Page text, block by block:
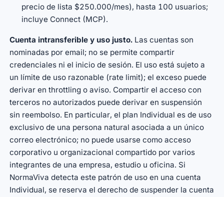
precio de lista $250.000/mes), hasta 100 usuarios;
incluye Connect (MCP).
Cuenta intransferible y uso justo. Las cuentas son
nominadas por email; no se permite compartir
credenciales ni el inicio de sesión. El uso está sujeto a
un límite de uso razonable (rate limit); el exceso puede
derivar en throttling o aviso. Compartir el acceso con
terceros no autorizados puede derivar en suspensión
sin reembolso. En particular, el plan Individual es de uso
exclusivo de una persona natural asociada a un único
correo electrónico; no puede usarse como acceso
corporativo u organizacional compartido por varios
integrantes de una empresa, estudio u oficina. Si
NormaViva detecta este patrón de uso en una cuenta
Individual, se reserva el derecho de suspender la cuenta